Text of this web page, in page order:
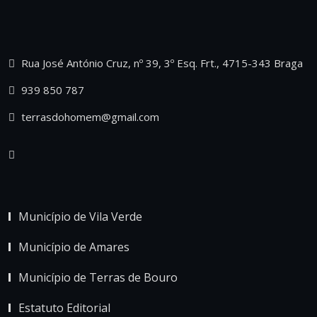
Rua José António Cruz, nº 39, 3º Esq. Frt., 4715-343 Braga
939 850 787
terrasdohomem@gmail.com
Município de Vila Verde
Município de Amares
Município de Terras de Bouro
Estatuto Editorial